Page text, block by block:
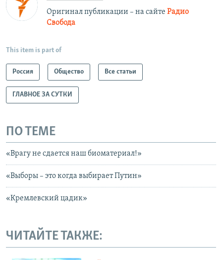
Оригинал публикации – на сайте Радио
Свобода
This item is part of
Россия Общество Все статьи
ГЛАВНОЕ ЗА СУТКИ
ПО ТЕМЕ
«Врагу не сдается наш биоматериал!»
«Выборы – это когда выбирает Путин»
«Кремлевский цадик»
ЧИТАЙТЕ ТАКЖЕ: